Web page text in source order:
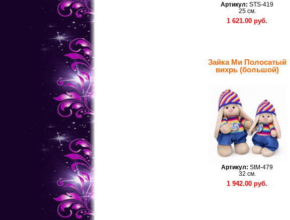
Артикул: STS-419
25 см.
1 621.00 руб.
Зайка Ми Полосатый
вихрь (большой)
Артикул: StM-479
32 см.
1 942.00 руб.